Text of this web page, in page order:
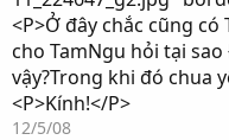
<P>Ở đây chắc cũng có
cho TamNgu hỏi tại
vậy?Trong khi đó chua
<P>Kính!</P>
12/5/08